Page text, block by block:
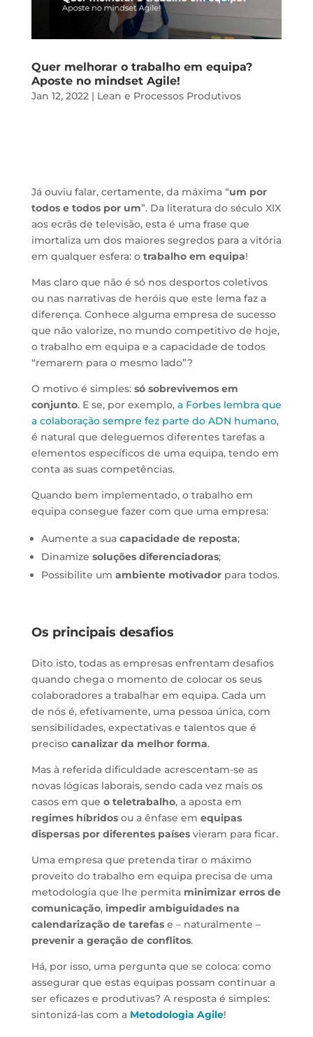
Quer melhorar o trabalho em equipa?
Aposte no mindset Agile!
Jan 12, 2022| Lean e Processos Produtivos
Já ouviu falar, certamente, da máxima “um por
todos e todos por um”. Da literatura do século XIX
aos ecrãs de televisão, esta é uma frase que
imortaliza um dos maiores segredos para a vitória
em qualquer esfera: o trabalho em equipa!
Mas claro que não é só nos desportos coletivos
ou nas narrativas de heróis que este lema faz a
diferença. Conhece alguma empresa de sucesso
que não valorize, no mundo competitivo de hoje,
o trabalho em equipa e a capacidade de todos
“remarem para o mesmo lado”?
O motivo é simples: só sobrevivemos em
conjunto. E se, por exemplo, a Forbes lembra que
a colaboração sempre fez parte do ADN humano,
é natural que deleguemos diferentes tarefas a
elementos específicos de uma equipa, tendo em
conta as suas competências.
Quando bem implementado, o trabalho em
equipa consegue fazer com que uma empresa:
Aumente a sua capacidade de reposta;
Dinamize soluções diferenciadoras;
Possibilite um ambiente motivadorpara todos.
Os principais desafios
Dito isto, todas as empresas enfrentam desafios
quando chega o momento de colocar os seus
colaboradores a trabalhar em equipa. Cada um
de nós é, efetivamente, uma pessoa única, com
sensibilidades, expectativas e talentos que é
preciso canalizar da melhor forma.
Mas à referida dificuldade acrescentam-se as
novas lógicas laborais, sendo cada vez mais os
casos em que o teletrabalho, a aposta em
regimes híbridosou a ênfase em equipas
dispersas por diferentes paísesvieram para ficar.
Uma empresa que pretenda tirar o máximo
proveito do trabalho em equipa precisa de uma
metodologia que lhe permita minimizar erros de
comunicação, impedir ambiguidades na
calendarização de tarefase – naturalmente –
prevenir a geração de conflitos.
Há, por isso, uma pergunta que se coloca: como
assegurar que estas equipas possam continuar a
ser eficazes e produtivas? A resposta é simples:
sintonizá-las com a Metodologia Agile!